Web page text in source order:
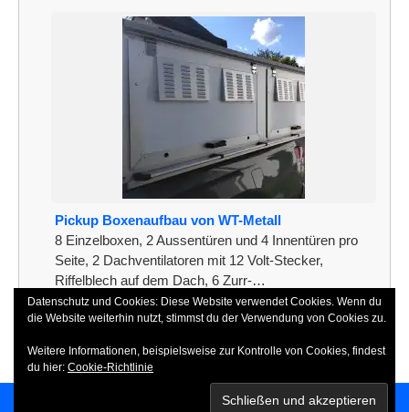
Pickup Boxenaufbau von WT-Metall
8 Einzelboxen, 2 Aussentüren und 4 Innentüren pro
Seite, 2 Dachventilatoren mit 12 Volt-Stecker,
Riffelblech auf dem Dach, 6 Zurr-…
[weiterlesen]
Datenschutz und Cookies: Diese Website verwendet Cookies. Wenn du
die Website weiterhin nutzt, stimmst du der Verwendung von Cookies zu.
Weitere Informationen, beispielsweise zur Kontrolle von Cookies, findest
du hier: Cookie-Richtlinie